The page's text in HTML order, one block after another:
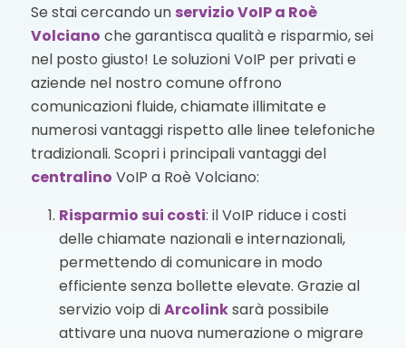
Se stai cercando un servizio VoIPa Roè
Volciano che garantisca qualità e risparmio, sei
nel posto giusto! Le soluzioni VoIP per privati e
aziende nel nostro comune offrono
comunicazioni fluide, chiamate illimitate e
numerosi vantaggi rispetto alle linee telefoniche
tradizionali. Scopri i principali vantaggi del
centralino VoIP a Roè Volciano:
Risparmio sui costi: il VoIP riduce i costi
delle chiamate nazionali e internazionali,
permettendo di comunicare in modo
efficiente senza bollette elevate. Grazie al
servizio voip diArcolinksarà possibile
attivare una nuova numerazione o migrare